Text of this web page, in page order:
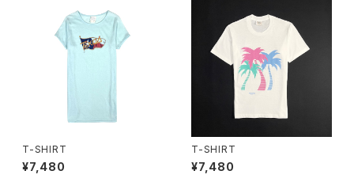
T-SHIRT
¥7,480
T-SHIRT
¥7,480